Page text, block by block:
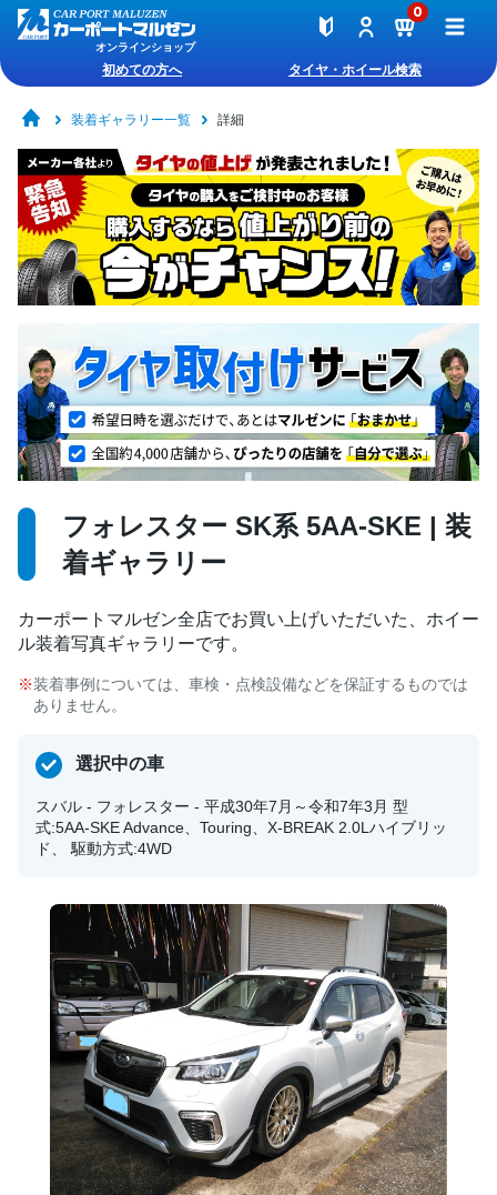
オンラインショップ
0
初めての方へ タイヤ・ホイール検索
装着ギャラリー一覧 詳細
フォレスター SK系 5AA-SKE | 装
着ギャラリー
カーポートマルゼン全店でお買い上げいただいた、ホイー
ル装着写真ギャラリーです。
装着事例については、車検・点検設備などを保証するものでは
ありません。
選択中の車
スバル - フォレスター - 平成30年7月～令和7年3月 型
式:5AA-SKE Advance、Touring、X-BREAK 2.0Lハイブリッ
ド、 駆動方式:4WD